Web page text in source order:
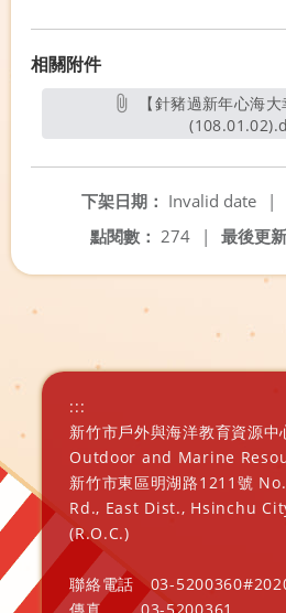
相關附件
下架日期： Invalid date
|
最後更
點閱數： 274 |
:::
新竹市戶外與海洋教育資源
Outdoor and Marine
新竹市東區明湖路1211號
Rd., East Dist., Hsinchu
(R.O.C.)
聯絡電話 03-